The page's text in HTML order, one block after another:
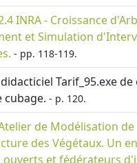
INRA - Croissance
et Simulation
- pp. 118-119.
Tarif_95.exe de
cubage. - p. 120.
de Modélisation de
des Végétaux. Un
ouverts et fédérateurs